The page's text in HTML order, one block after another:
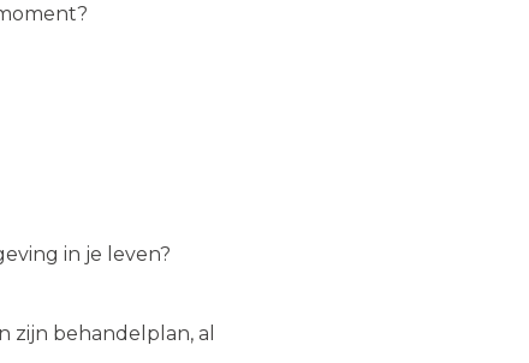
in je leven?
zijn behandelplan, al